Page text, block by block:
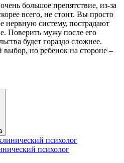
большое препятствие, из-за
всего, не стоит. Вы просто
нервную систему, пострадают
Поверить мужу после его
будет гораздо сложнее.
но ребенок на стороне –
психолог